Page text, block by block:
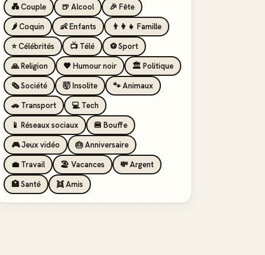
💑 Couple
🍺 Alcool
🎉 Fête
🌶️ Coquin
👶 Enfants
👨‍👩‍👧 Famille
⭐ Célébrités
📺 Télé
⚽ Sport
🙏 Religion
🖤 Humour noir
🏛️ Politique
🗞️ Société
🤯 Insolite
🐾 Animaux
🚗 Transport
💻 Tech
📱 Réseaux sociaux
🍔 Bouffe
🎮 Jeux vidéo
🎂 Anniversaire
💼 Travail
🏖️ Vacances
💸 Argent
🏥 Santé
👯 Amis